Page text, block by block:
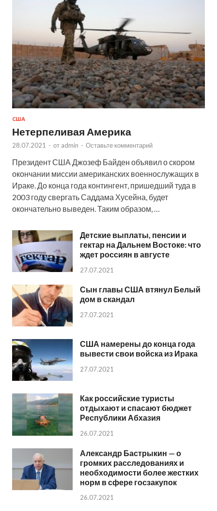
США
Нетерпеливая Америка
28.07.2021 - от admin - Оставьте комментарий
Президент США Джозеф Байден объявил о скором
окончании миссии американских военнослужащих в
Ираке. До конца года контингент, пришедший туда в
2003 году свергать Саддама Хусейна, будет
окончательно выведен. Таким образом, …
Детские выплаты, пенсии и
гектар на Дальнем Востоке: что
ждет россиян в августе
27.07.2021
Сын главы США втянул Белый
дом в скандал
27.07.2021
США намерены до конца года
вывести свои войска из Ирака
27.07.2021
Как российские туристы
отдыхают и спасают бюджет
Республики Абхазия
26.07.2021
Александр Бастрыкин — о
громких расследованиях и
необходимости более жестких
норм в сфере госзакупок
26.07.2021